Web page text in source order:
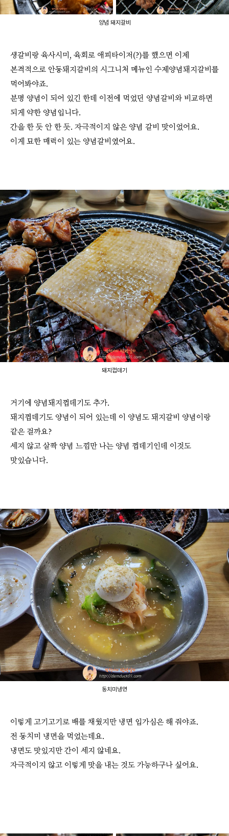
양념 돼지갈비
생갈비랑 육사시미, 육회로 애피타이저(?)를 했으면 이제
본격적으로 안동돼지갈비의 시그니처 메뉴인 수제양념돼지갈비를
먹어봐야죠.
분명 양념이 되어 있긴 한데 이전에 먹었던 양념갈비와 비교하면
되게 약한 양념입니다.
간을 한 듯 안 한 듯. 자극적이지 않은 양념 갈비 맛이었어요.
이게 묘한 매력이 있는 양념갈비였어요.
돼지껍데기
거기에 양념돼지껍데기도 추가.
돼지껍데기도 양념이 되어 있는데 이 양념도 돼지갈비 양념이랑
같은 걸까요?
세지 않고 살짝 양념 느낌만 나는 양념 껍데기인데 이것도
맛있습니다.
동치미냉면
이렇게 고기고기로 배를 채웠지만 냉면 입가심은 해 줘야죠.
전 동치미 냉면을 먹었는데요.
냉면도 맛있지만 간이 세지 않네요.
자극적이지 않고 이렇게 맛을 내는 것도 가능하구나 싶어요.